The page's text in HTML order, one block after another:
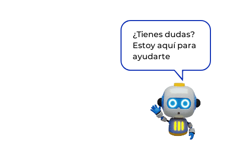
¿Tienes dudas?
Estoy aquí para
ayudarte